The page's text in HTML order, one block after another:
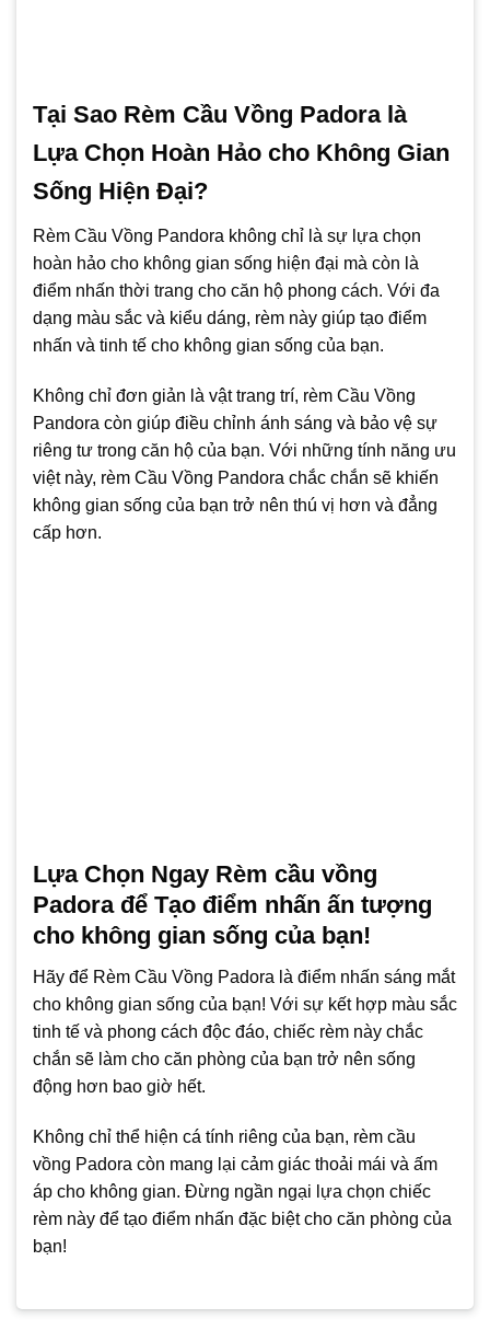
Tại Sao Rèm Cầu Vồng Padora là
Lựa Chọn Hoàn Hảo cho Không Gian
Sống Hiện Đại?
Rèm Cầu Vồng Pandora không chỉ là sự lựa chọn
hoàn hảo cho không gian sống hiện đại mà còn là
điểm nhấn thời trang cho căn hộ phong cách. Với đa
dạng màu sắc và kiểu dáng, rèm này giúp tạo điểm
nhấn và tinh tế cho không gian sống của bạn.
Không chỉ đơn giản là vật trang trí, rèm Cầu Vồng
Pandora còn giúp điều chỉnh ánh sáng và bảo vệ sự
riêng tư trong căn hộ của bạn. Với những tính năng ưu
việt này, rèm Cầu Vồng Pandora chắc chắn sẽ khiến
không gian sống của bạn trở nên thú vị hơn và đẳng
cấp hơn.
Lựa Chọn Ngay Rèm cầu vồng
Padora để Tạo điểm nhấn ấn tượng
cho không gian sống của bạn!
Hãy để Rèm Cầu Vồng Padora là điểm nhấn sáng mắt
cho không gian sống của bạn! Với sự kết hợp màu sắc
tinh tế và phong cách độc đáo, chiếc rèm này chắc
chắn sẽ làm cho căn phòng của bạn trở nên sống
động hơn bao giờ hết.
Không chỉ thể hiện cá tính riêng của bạn, rèm cầu
vồng Padora còn mang lại cảm giác thoải mái và ấm
áp cho không gian. Đừng ngần ngại lựa chọn chiếc
rèm này để tạo điểm nhấn đặc biệt cho căn phòng của
bạn!